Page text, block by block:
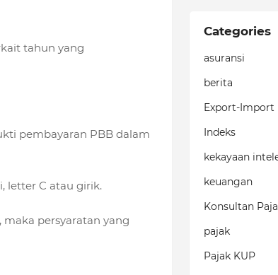
tahun yang
pembayaran PBB dalam
letter C atau girik.
persyaratan yang
Categories
asuransi
berita
Export-Import
Indeks
kekayaan
keuangan
Konsultan
pajak
Pajak KUP